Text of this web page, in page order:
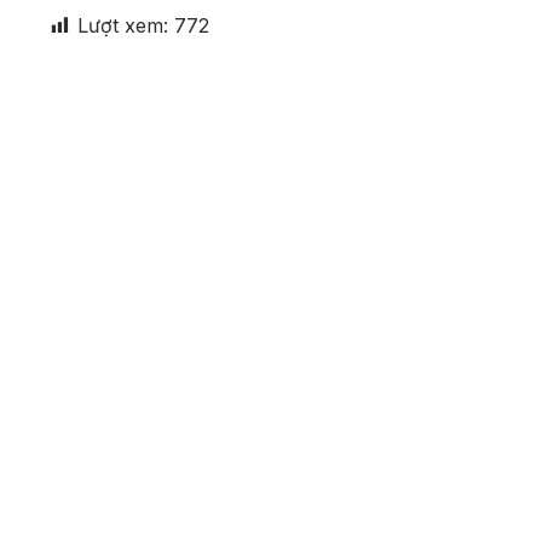
Lượt xem: 772